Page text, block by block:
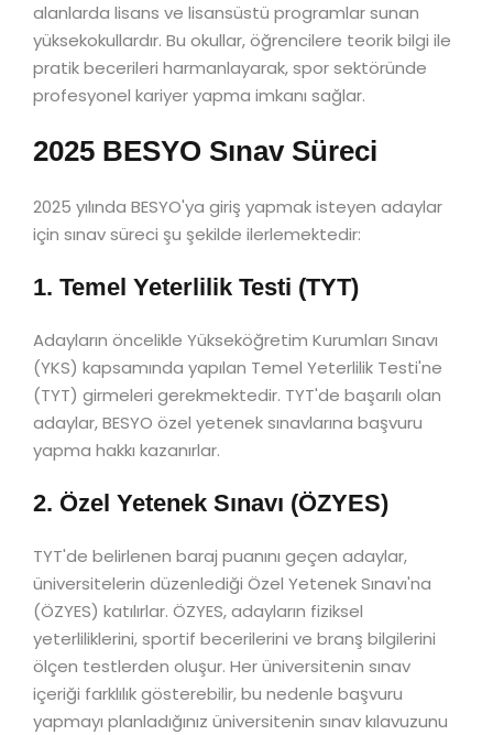
alanlarda lisans ve lisansüstü programlar sunan
yüksekokullardır. Bu okullar, öğrencilere teorik bilgi ile
pratik becerileri harmanlayarak, spor sektöründe
profesyonel kariyer yapma imkanı sağlar.
2025 BESYO Sınav Süreci
2025 yılında BESYO'ya giriş yapmak isteyen adaylar
için sınav süreci şu şekilde ilerlemektedir:
1. Temel Yeterlilik Testi (TYT)
Adayların öncelikle Yükseköğretim Kurumları Sınavı
(YKS) kapsamında yapılan Temel Yeterlilik Testi'ne
(TYT) girmeleri gerekmektedir. TYT'de başarılı olan
adaylar, BESYO özel yetenek sınavlarına başvuru
yapma hakkı kazanırlar.
2. Özel Yetenek Sınavı (ÖZYES)
TYT'de belirlenen baraj puanını geçen adaylar,
üniversitelerin düzenlediği Özel Yetenek Sınavı'na
(ÖZYES) katılırlar. ÖZYES, adayların fiziksel
yeterliliklerini, sportif becerilerini ve branş bilgilerini
ölçen testlerden oluşur. Her üniversitenin sınav
içeriği farklılık gösterebilir, bu nedenle başvuru
yapmayı planladığınız üniversitenin sınav kılavuzunu